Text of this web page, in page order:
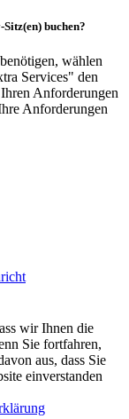
buchen?
wählen
Services" den
Anforderungen
Anforderungen
wir Ihnen die
Sie fortfahren,
aus, dass Sie
einverstanden